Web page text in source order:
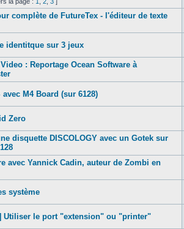
complète de FutureTex - l'éditeur de texte
identitque sur 3 jeux
: Reportage Ocean Software à
avec M4 Board (sur 6128)
Zero
disquette DISCOLOGY avec un Gotek sur
avec Yannick Cadin, auteur de Zombi en
système
Utiliser le port "extension" ou "printer"